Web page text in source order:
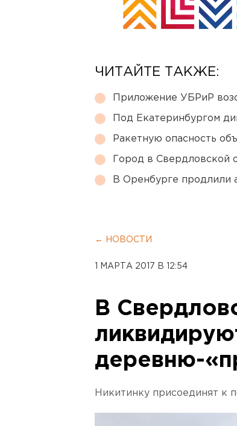
ЧИТАЙТЕ ТАКЖЕ:
Приложение УБРиР
Под Екатеринбургом
Ракетную опасность
Город в Свердловской
В Оренбурге продлили
← НОВОСТИ
1 МАРТА 2017 В 12:54
В
деревню-
Никитинку присоединят к